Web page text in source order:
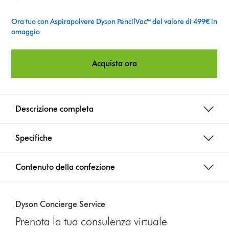
Ora tuo con Aspirapolvere Dyson PencilVac™ del valore di 499€ in
omaggio
Acquista ora
Descrizione completa
Specifiche
Contenuto della confezione
Dyson Concierge Service
Prenota la tua consulenza virtuale